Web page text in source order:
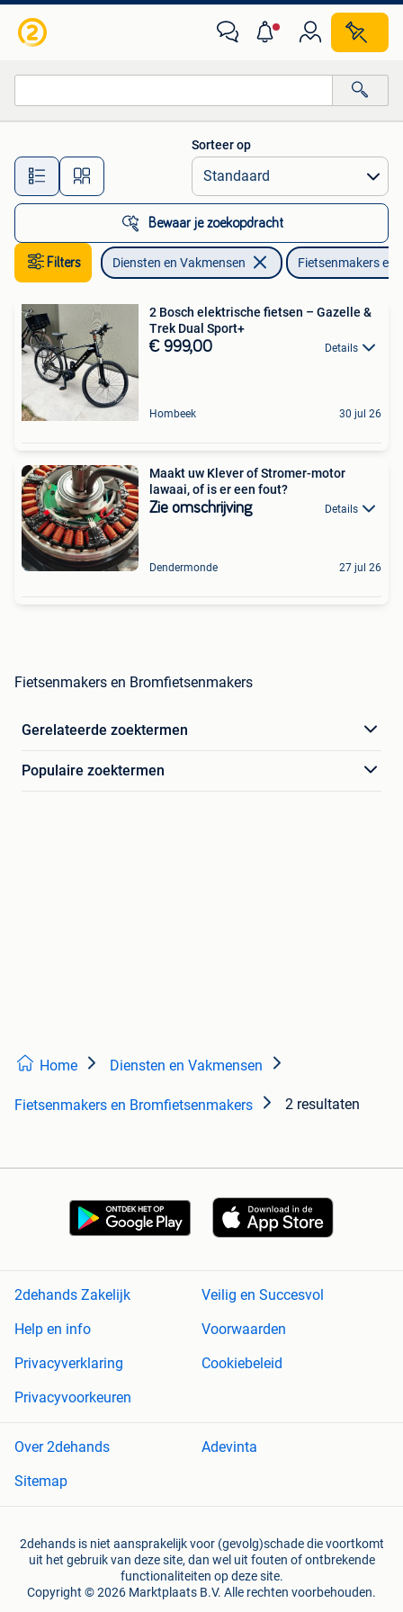
Alle afstanden…
Sorteer op
Bewaar je zoekopdracht
Filters Diensten en Vakmensen Fietsenmakers en
2 Bosch elektrische fietsen – Gazelle &
Trek Dual Sport+
€ 999,00 Details
Hombeek 30 jul 26
Maakt uw Klever of Stromer-motor
lawaai, of is er een fout?
Zie omschrijving Details
Dendermonde 27 jul 26
Fietsenmakers en Bromfietsenmakers
Gerelateerde zoektermen
Populaire zoektermen
Home Diensten en Vakmensen
Fietsenmakers en Bromfietsenmakers 2 resultaten
2dehands Zakelijk
Veilig en Succesvol
Help en info
Voorwaarden
Privacyverklaring
Cookiebeleid
Privacyvoorkeuren
Over 2dehands
Adevinta
Sitemap
2dehands is niet aansprakelijk voor (gevolg)schade die voortkomt
uit het gebruik van deze site, dan wel uit fouten of ontbrekende
functionaliteiten op deze site.
Copyright © 2026 Marktplaats B.V. Alle rechten voorbehouden.